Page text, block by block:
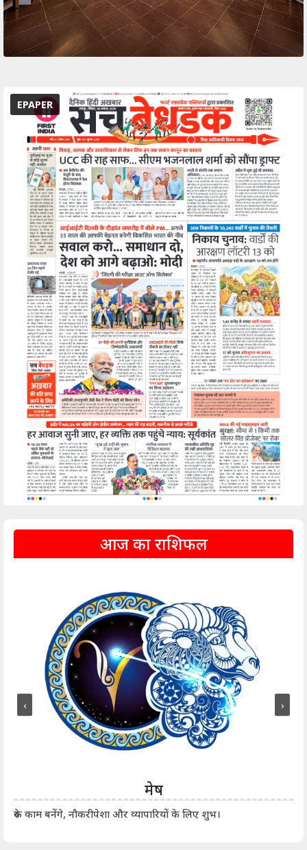
EPAPER
आज का राशिफल
मेष
रुके काम बनेंगे, नौकरीपेशा और व्यापारियों के लिए शुभ।
‹ ›